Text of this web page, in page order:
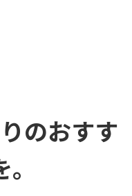
のおすす